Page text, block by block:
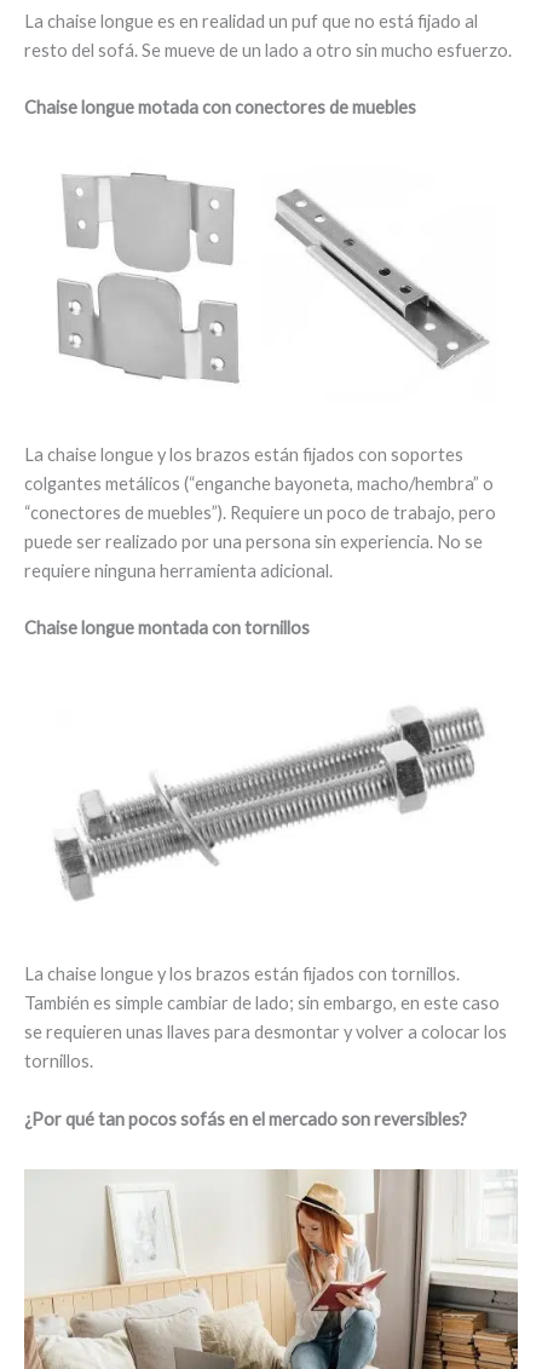
La chaise longue es en realidad un puf que no está fijado al
resto del sofá. Se mueve de un lado a otro sin mucho esfuerzo.
Chaise longue motada con conectores de muebles
La chaise longue y los brazos están fijados con soportes
colgantes metálicos (“enganche bayoneta, macho/hembra” o
“conectores de muebles”). Requiere un poco de trabajo, pero
puede ser realizado por una persona sin experiencia. No se
requiere ninguna herramienta adicional.
Chaise longue montada con tornillos
La chaise longue y los brazos están fijados con tornillos.
También es simple cambiar de lado; sin embargo, en este caso
se requieren unas llaves para desmontar y volver a colocar los
tornillos.
¿Por qué tan pocos sofás en el mercado son reversibles?